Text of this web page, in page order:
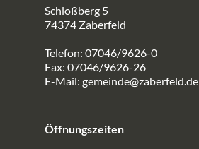
Schloßberg 5
74374 Zaberfeld
Telefon: 07046/9626-0
Fax: 07046/9626-26
E-Mail: gemeinde@zaberfeld.de
Öffnungszeiten